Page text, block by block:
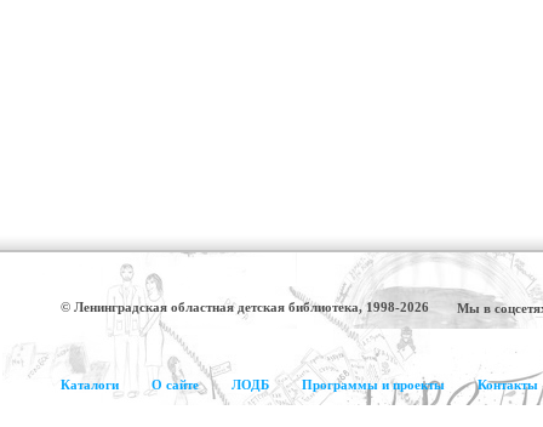
© Ленинградская областная детская библиотека, 1998-2026 Мы в
Каталоги О сайте ЛОДБ Программы и проекты Контакты